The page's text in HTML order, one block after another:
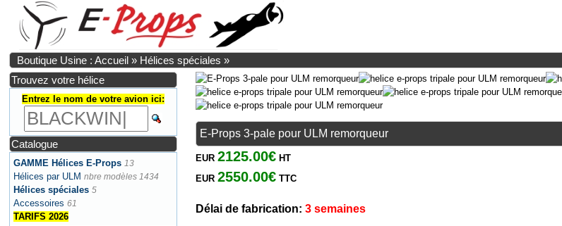
Boutique Usine : Accueil » Hélices spéciales »
Trouvez votre hélice
Entrez le nom de votre avion ici:
Catalogue
GAMME Hélices E-Props 13
Hélices par ULM nbre modèles 1434
Hélices spéciales 5
Accessoires 61
TARIFS 2026
E-Props 3-pale pour ULM remorqueur
EUR 2125.00€HT
EUR 2550.00€TTC
Délai de fabrication: 3 semaines